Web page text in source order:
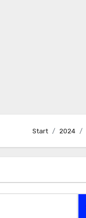
Start 2024